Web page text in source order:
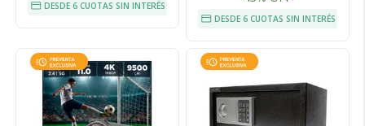
DESDE 6 CUOTAS SIN INTERÉS
DESDE 6 CUOTAS SIN INTERÉS